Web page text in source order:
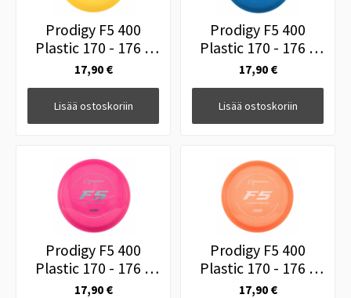
Prodigy F5 400
Plastic 170 - 176 g
Keltainen
17,90 €
Lisää ostoskoriin
Prodigy F5 400
Plastic 170 - 176 g
Sininen
17,90 €
Lisää ostoskoriin
Prodigy F5 400
Plastic 170 - 176 g
Pinkki
17,90 €
Prodigy F5 400
Plastic 170 - 176 g
Oranssi
17,90 €